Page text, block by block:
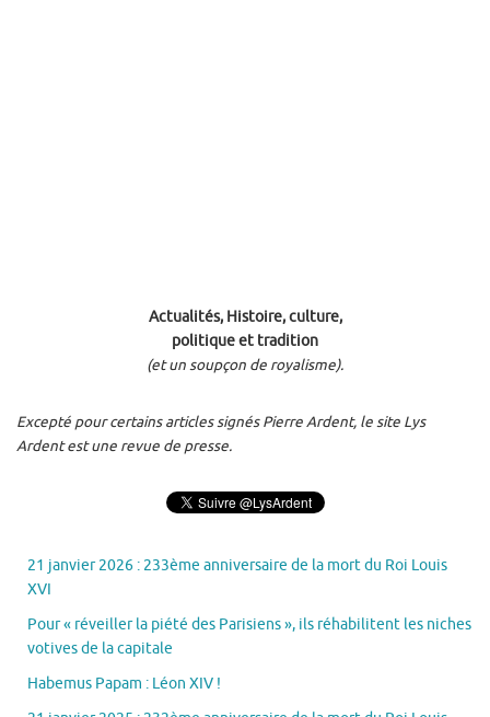
Actualités, Histoire, culture,
politique et tradition
(et un soupçon de royalisme).
Excepté pour certains articles signés Pierre Ardent, le site Lys
Ardent est une revue de presse.
21 janvier 2026 : 233ème anniversaire de la mort du Roi Louis
XVI
Pour « réveiller la piété des Parisiens », ils réhabilitent les niches
votives de la capitale
Habemus Papam : Léon XIV !